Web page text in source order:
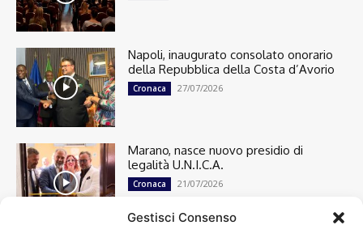
Gestisci Consenso
Napoli, inaugurato consolato onorario
della Repubblica della Costa d’Avorio
Cronaca 27/07/2026
Marano, nasce nuovo presidio di
legalità U.N.I.C.A.
Cronaca 21/07/2026